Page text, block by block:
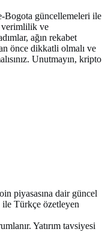
Bogota güncellemeleri ile
verimlilik ve
ağın rekabet
önce dikkatli olmalı ve
Unutmayın, kripto
piyasasına dair güncel
Türkçe özetleyen
Yatırım tavsiyesi